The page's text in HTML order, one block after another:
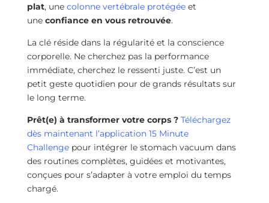
plat, une colonne vertébrale protégéeet
une confiance en vous retrouvée.
La clé réside dans la régularité et la conscience
corporelle. Ne cherchez pas la performance
immédiate, cherchez le ressenti juste. C’est un
petit geste quotidien pour de grands résultats sur
le long terme.
Prêt(e) à transformer votre corps ? Téléchargez
dès maintenant l’application 15 Minute
Challengepour intégrer le stomach vacuum dans
des routines complètes, guidées et motivantes,
conçues pour s’adapter à votre emploi du temps
chargé.